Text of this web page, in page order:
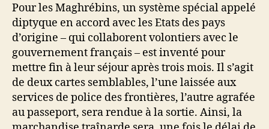
Pour les Maghrébins, un système spécial appelé
diptyque en accord avec les Etats des pays
d’origine – qui collaborent volontiers avec le
gouvernement français – est inventé pour
mettre fin à leur séjour après trois mois. Il s’agit
de deux cartes semblables, l’une laissée aux
services de police des frontières, l’autre agrafée
au passeport, sera rendue à la sortie. Ainsi, la